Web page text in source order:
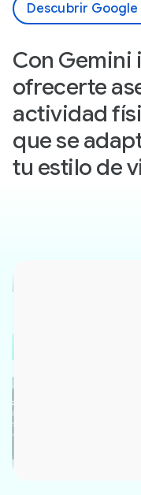
Descubrir
Con
ofrecerte
actividad
que se
tu estilo de